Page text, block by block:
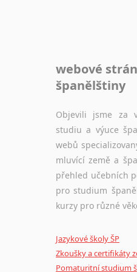
webové
španělštiny
Objevili jsme za
studiu a výuce
webů
mluvící země a
přehled učebních
pro studium
kurzy pro různé
Jazykové školy ŠP
Zkoušky a certifikáty
Pomaturitní studium